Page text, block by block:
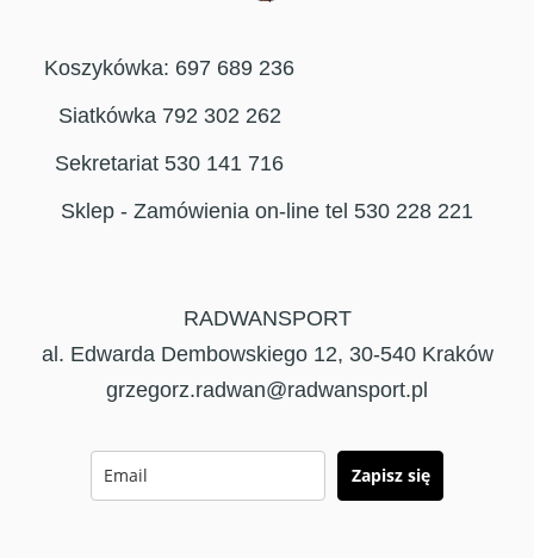
Koszykówka: 697 689 236
Siatkówka 792 302 262
Sekretariat 530 141 716
Sklep - Zamówienia on-line tel 530 228 221
RADWANSPORT
al. Edwarda Dembowskiego 12, 30-540 Kraków
grzegorz.radwan@radwansport.pl
Zapisz się